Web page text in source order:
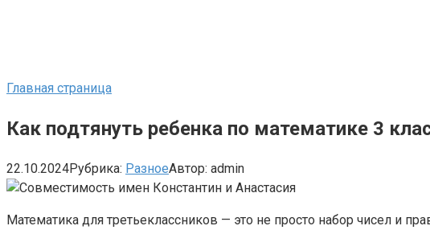
Главная страница
Как подтянуть ребенка по математике 3
22.10.2024Рубрика: РазноеАвтор: admin
Математика для третьеклассников — это не просто набор чисел и